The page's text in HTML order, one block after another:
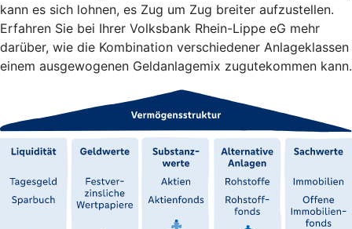
kann es sich lohnen, es Zug um Zug breiter aufzustellen.
Erfahren Sie bei Ihrer Volksbank Rhein-Lippe eG mehr
darüber, wie die Kombination verschiedener Anlageklassen
einem ausgewogenen Geldanlagemix zugutekommen kann.